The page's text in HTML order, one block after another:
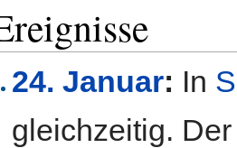
24. Januar: In
gleichzeitig.